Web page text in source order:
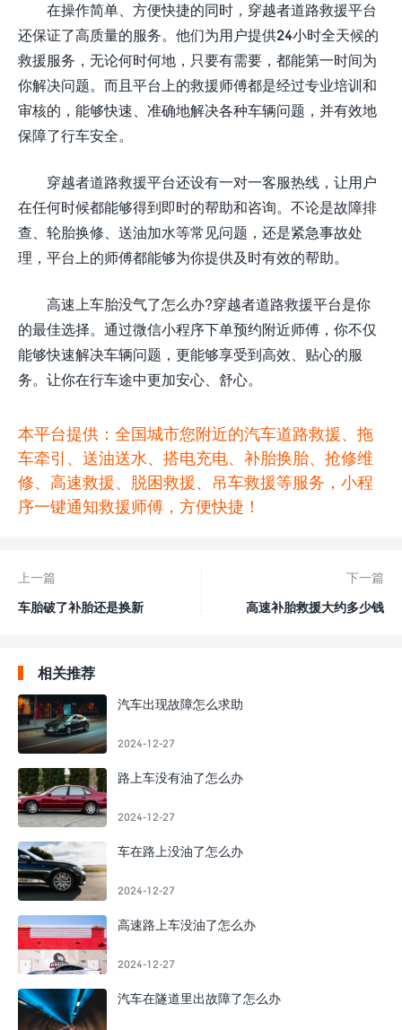
在操作简单、方便快捷的同时，穿越者道路救援平台
还保证了高质量的服务。他们为用户提供24小时全天候的
救援服务，无论何时何地，只要有需要，都能第一时间为
你解决问题。而且平台上的救援师傅都是经过专业培训和
审核的，能够快速、准确地解决各种车辆问题，并有效地
保障了行车安全。
穿越者道路救援平台还设有一对一客服热线，让用户
在任何时候都能够得到即时的帮助和咨询。不论是故障排
查、轮胎换修、送油加水等常见问题，还是紧急事故处
理，平台上的师傅都能够为你提供及时有效的帮助。
高速上车胎没气了怎么办?穿越者道路救援平台是你
的最佳选择。通过微信小程序下单预约附近师傅，你不仅
能够快速解决车辆问题，更能够享受到高效、贴心的服
务。让你在行车途中更加安心、舒心。
本平台提供：全国城市您附近的汽车道路救援、拖
车牵引、送油送水、搭电充电、补胎换胎、抢修维
修、高速救援、脱困救援、吊车救援等服务，小程
序一键通知救援师傅，方便快捷！
上一篇
车胎破了补胎还是换新
下一篇
高速补胎救援大约多少钱
相关推荐
汽车出现故障怎么求助
2024-12-27
路上车没有油了怎么办
2024-12-27
车在路上没油了怎么办
2024-12-27
高速路上车没油了怎么办
2024-12-27
汽车在隧道里出故障了怎么办